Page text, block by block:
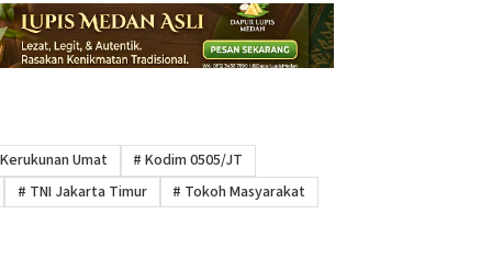
Umat # Kodim 0505/JT
# TNI Jakarta Timur # Tokoh Masyarakat